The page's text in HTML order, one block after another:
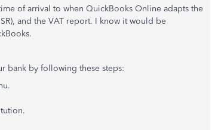
of arrival to when QuickBooks Online adapts the
and the VAT report. I know it would be
bank by following these steps: